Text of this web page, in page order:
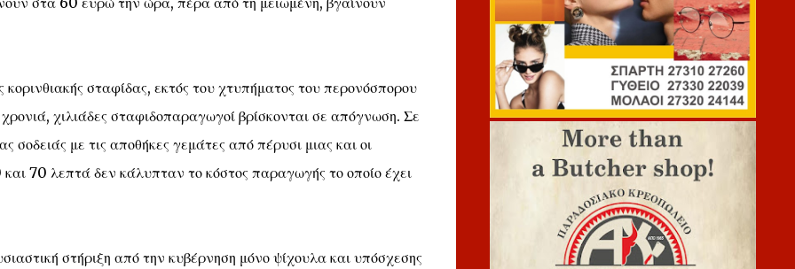
σταφίδας, εκτός του χτυπήματος του περονόσπορου
χιλιάδες σταφιδοπαραγωγοί βρίσκονται σε απόγνωση. Σε
σοδειάς με τις αποθήκες γεμάτες από πέρυσι μιας και οι
70 λεπτά δεν κάλυπταν το κόστος παραγωγής το οποίο έχει
στήριξη από την κυβέρνηση μόνο ψίχουλα και υπόσχεσης